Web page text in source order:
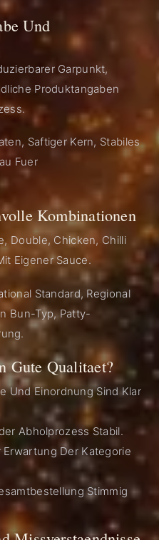
Und
Garpunkt,
Produktangaben
Saftiger Kern, Stabiles
Fuer
Kombinationen
Double, Chicken, Chilli
Eigener Sauce.
Standard, Regional
Bun-Typ, Patty-
Gute Qualitaet?
Und Einordnung Sind Klar
Abholprozess Stabil.
Der Kategorie
Stimmig